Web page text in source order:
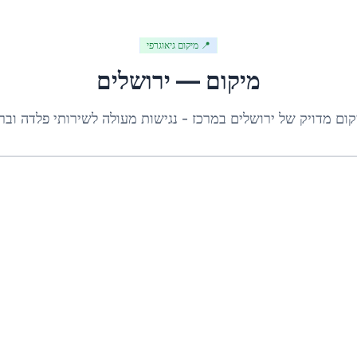
📍 מיקום גיאוגרפי
מיקום — ירושלים
מדויק של ירושלים במרכז - נגישות מעולה לשירותי פלדה